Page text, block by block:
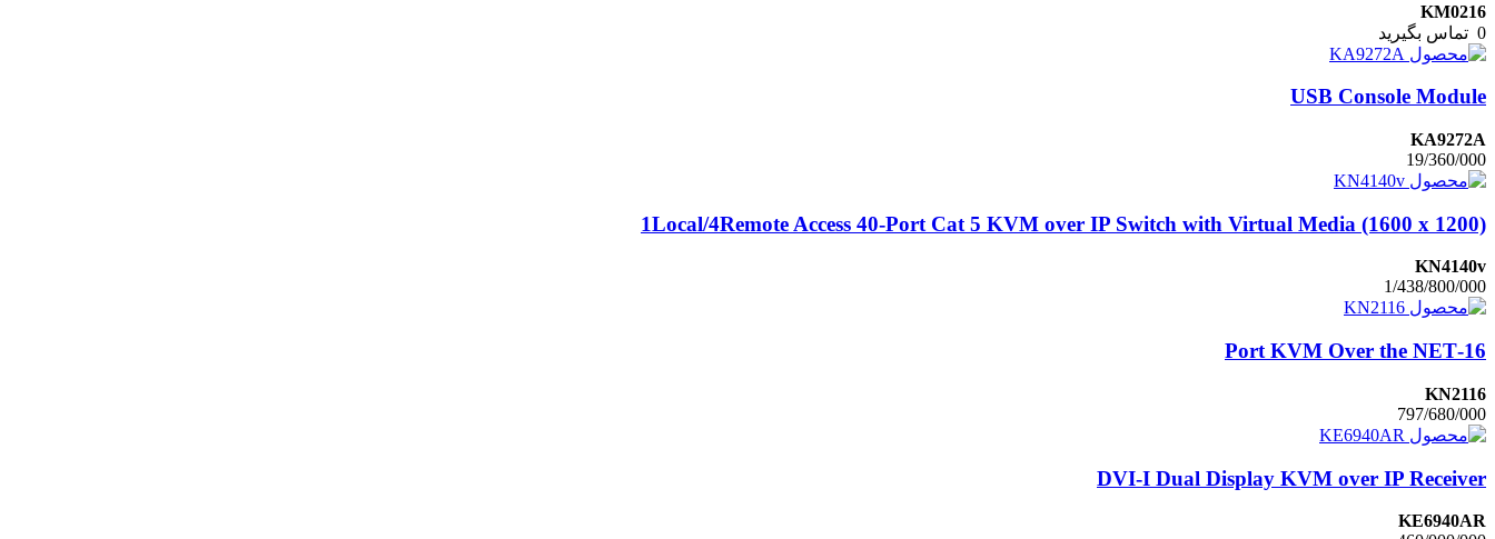
KM0216
0 تماس بگیرید
USB Console Module
KA9272A
19/360/000
1Local/4Remote Access 40-Port Cat 5 KVM over IP Switch with Virtual Media (1600 x 1200)
KN4140v
1/438/800/000
16-Port KVM Over the NET
KN2116
797/680/000
DVI-I Dual Display KVM over IP Receiver
KE6940AR